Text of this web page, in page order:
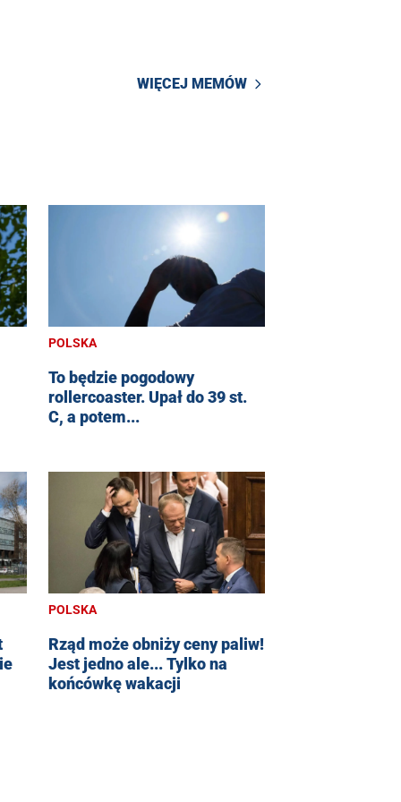
WIĘCEJ MEMÓW
POLSKA
To będzie pogodowy
rollercoaster. Upał do 39 st.
C, a potem...
POLSKA
Rząd może obniży ceny paliw!
Jest jedno ale... Tylko na
końcówkę wakacji